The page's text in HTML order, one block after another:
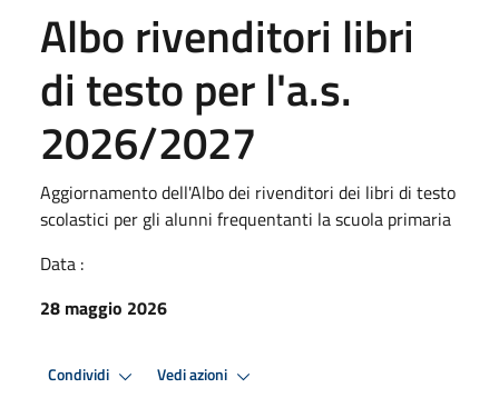
Albo rivenditori libri
di testo per l'a.s.
2026/2027
Aggiornamento dell'Albo dei rivenditori dei libri di testo
scolastici per gli alunni frequentanti la scuola primaria
Data :
28 maggio 2026
Condividi Vedi azioni